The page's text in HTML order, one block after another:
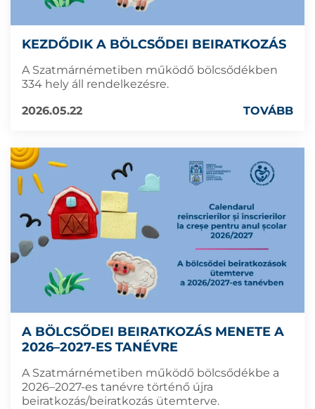
KEZDŐDIK A BÖLCSŐDEI BEIRATKOZÁS
A Szatmárnémetiben működő bölcsődékben
334 hely áll rendelkezésre.
2026.05.22
TOVÁBB
A BÖLCSŐDEI BEIRATKOZÁS MENETE A
2026–2027-ES TANÉVRE
A Szatmárnémetiben működő bölcsődékbe a
2026–2027-es tanévre történő újra
beiratkozás/beiratkozás ütemterve.